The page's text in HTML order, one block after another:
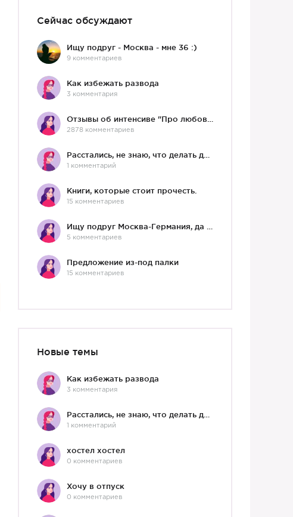
Сейчас обсуждают
Ищу подруг - Москва - мне 36 :)
9 комментариев
Как избежать развода
3 комментария
2878 комментариев
1 комментарий
Книги, которые стоит прочесть.
15 комментариев
5 комментариев
Предложение из-под палки
15 комментариев
Новые темы
Как избежать развода
3 комментария
1 комментарий
хостел хостел
0 комментариев
Хочу в отпуск
0 комментариев